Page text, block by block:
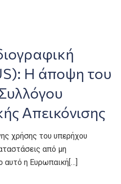
Η άποψη του
Απεικόνισης
χρήσης του υπερήχου
από μη
αυτό η Ευρωπαική[…]